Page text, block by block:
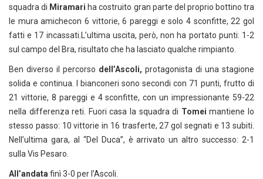
squadra di Miramari ha costruito gran parte del proprio bottino tra
le mura amichecon 6 vittorie, 6 pareggi e solo 4 sconfitte, 22 gol
fatti e 17 incassati.L’ultima uscita, però, non ha portato punti: 1-2
sul campo del Bra, risultato che ha lasciato qualche rimpianto.
Ben diverso il percorso dell’Ascoli, protagonista di una stagione
solida e continua. I bianconeri sono secondi con 71 punti, frutto di
21 vittorie, 8 pareggi e 4 sconfitte, con un impressionante 59-22
nella differenza reti. Fuori casa la squadra di Tomei mantiene lo
stesso passo: 10 vittorie in 16 trasferte, 27 gol segnati e 13 subiti.
Nell’ultima gara, al “Del Duca”, è arrivato un altro successo: 2-1
sulla Vis Pesaro.
All’andata finì 3-0 per l’Ascoli.